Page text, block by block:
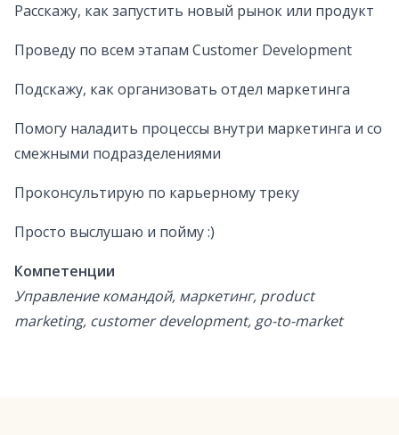
Расскажу, как запустить новый рынок или продукт
Проведу по всем этапам Customer Development
Подскажу, как организовать отдел маркетинга
Помогу наладить процессы внутри маркетинга и со
смежными подразделениями
Проконсультирую по карьерному треку
Просто выслушаю и пойму :)
Компетенции
Управление командой, маркетинг, product
marketing, customer development, go-to-market